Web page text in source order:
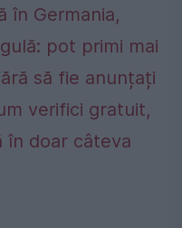
în Germania,
pot primi mai
să fie anunțați
verifici gratuit,
în doar câteva